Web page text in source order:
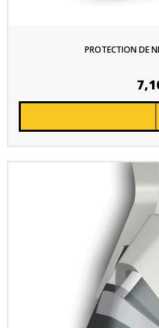
PROTECTION DE